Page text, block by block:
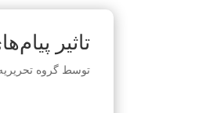
تاثیر
توسطگروه تحریریه